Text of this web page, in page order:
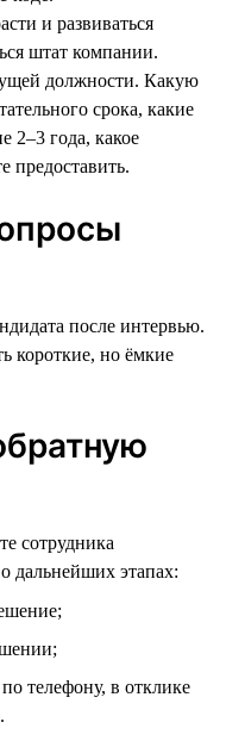
и развиваться
штат компании.
должности. Какую
срока, какие
2–3 года, какое
предоставить.
после интервью.
короткие, но ёмкие
сотрудника
дальнейших этапах:
телефону, в отклике